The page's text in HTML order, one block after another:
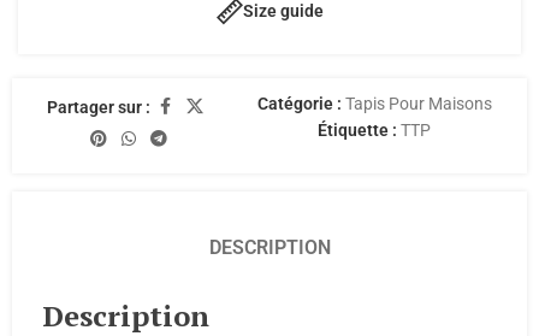
Size guide
Partager sur : Catégorie : Tapis Pour Maisons
Étiquette : TTP
DESCRIPTION
Description